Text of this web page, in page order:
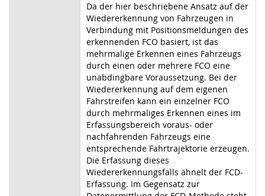
Da der hier beschriebene Ansatz auf der
Wiedererkennung von Fahrzeugen in
Verbindung mit Positionsmeldungen des
erkennenden FCO basiert, ist das
mehrmalige Erkennen eines Fahrzeugs
durch einen oder mehrere FCO eine
unabdingbare Voraussetzung. Bei der
Wiedererkennung auf dem eigenen
Fahrstreifen kann ein einzelner FCO
durch mehrmaliges Erkennen eines im
Erfassungsbereich voraus- oder
nachfahrenden Fahrzeugs eine
entsprechende Fahrtrajektorie erzeugen.
Die Erfassung dieses
Wiedererkennungsfalls ähnelt der FCD-
Erfassung. Im Gegensatz zur